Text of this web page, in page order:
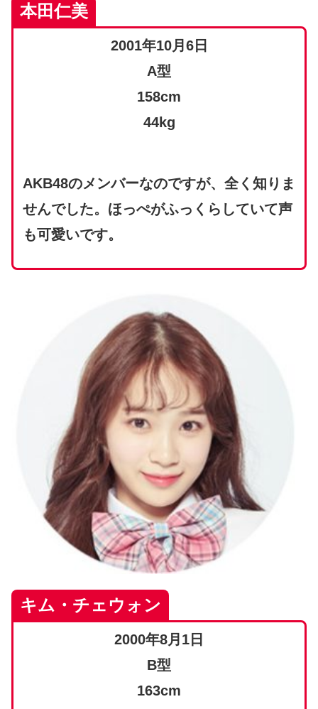
本田仁美
2001年10月6日
A型
158cm
44kg
AKB48のメンバーなのですが、全く知りま
せんでした。ほっぺがふっくらしていて声
も可愛いです。
キム・チェウォン
2000年8月1日
B型
163cm